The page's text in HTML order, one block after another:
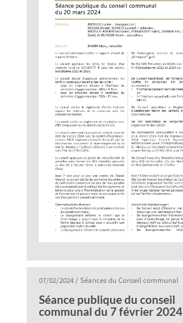
07/02/2024/ Séances du Conseil communal
Séance publique du conseil
communal du 7 février 2024